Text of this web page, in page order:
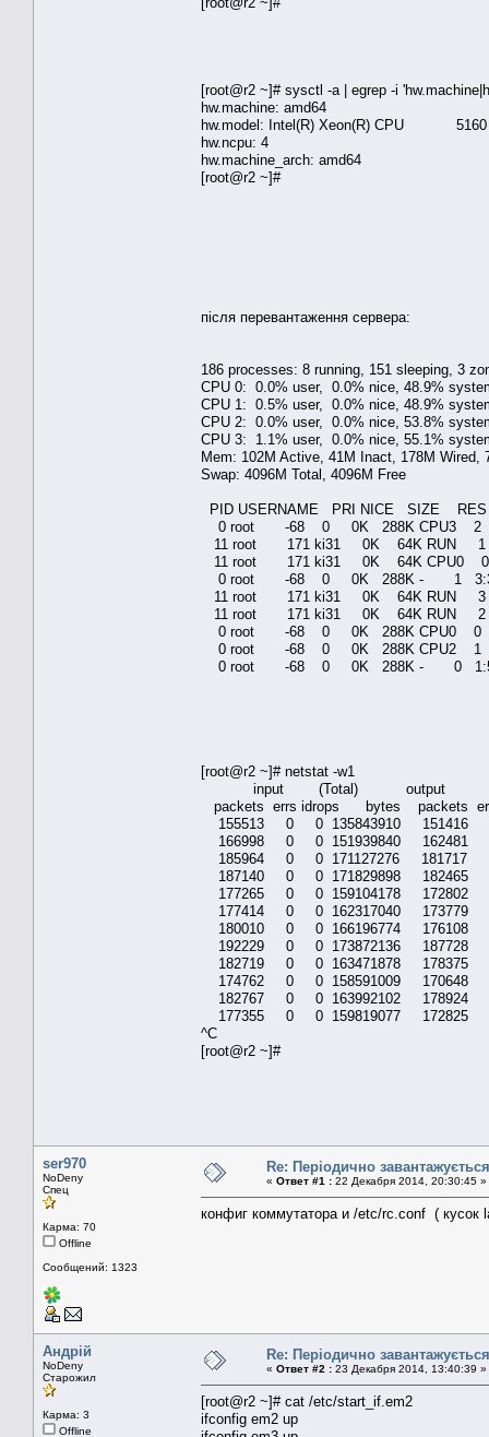
[root@r2 ~]# sysctl -a | egrep -i
hw.machine: amd64
hw.model: Intel(R) Xeon(R) CPU 5160
hw.ncpu: 4
hw.machine_arch: amd64
[root@r2 ~]#
після перевантаження сервера:
186 processes: 8 running, 151 sleeping, 3
CPU 0: 0.0% user, 0.0% nice, 48.9%
CPU 1: 0.5% user, 0.0% nice, 48.9%
CPU 2: 0.0% user, 0.0% nice, 53.8%
CPU 3: 1.1% user, 0.0% nice, 55.1%
Mem: 102M Active, 41M Inact, 178M Wired,
Swap: 4096M Total, 4096M Free
PID USERNAME PRI NICE SIZE
0 root -68 0 0K 288K CPU3 2 3:26
11 root 171 ki31 0K 64K RUN 1
11 root 171 ki31 0K 64K CPU0 0
0 root -68 0 0K 288K - 1 3:30
11 root 171 ki31 0K 64K RUN 3
11 root 171 ki31 0K 64K RUN 2
0 root -68 0 0K 288K CPU0 0 2:21
0 root -68 0 0K 288K CPU2 1 2:44
0 root -68 0 0K 288K - 0 1:59
[root@r2 ~]# netstat -w1
input (Total) output
packets errs idrops bytes packets
155513 0 0 135843910 151416
166998 0 0 151939840 162481
185964 0 0 171127276 181717
187140 0 0 171829898 182465
177265 0 0 159104178 172802
177414 0 0 162317040 173779
180010 0 0 166196774 176108
192229 0 0 173872136 187728
182719 0 0 163471878 178375
174762 0 0 158591009 170648
182767 0 0 163992102 178924
177355 0 0 159819077 172825
^C
[root@r2 ~]#
ser970
NoDeny
Спец
Карма: 70
Offline
Сообщений: 1323
Re: Періодично
« Ответ #1 : 22 Декабря 2014, 20:30:45 »
конфиг коммутатора и /etc/rc.conf ( кусок
Андрій
NoDeny
Старожил
Карма: 3
Offline
Re: Періодично
« Ответ #2 : 23 Декабря 2014, 13:40:39 »
[root@r2 ~]# cat /etc/start_if.em2
ifconfig em2 up